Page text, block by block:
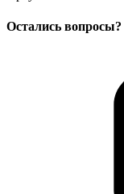
Остались вопросы?